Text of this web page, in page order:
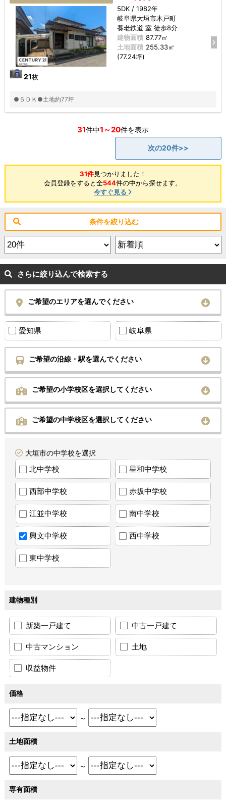
21枚
5DK / 1982年
岐阜県大垣市木戸町
養老鉄道 室 徒歩8分
建物面積 87.77㎡
土地面積 255.33㎡
(77.24坪)
●５ＤＫ●土地約77坪
31件中1～20件を表示
次の20件>>
31件見つかりました！
会員登録をすると全544件の中から探せます。
今すぐ見る
条件を絞り込む
さらに絞り込んで検索する
ご希望のエリアを選んでください
愛知県 岐阜県
ご希望の沿線・駅を選んでください
ご希望の小学校区を選択してください
ご希望の中学校区を選択してください
大垣市の中学校を選択
北中学校 星和中学校
西部中学校 赤坂中学校
江並中学校 南中学校
興文中学校 西中学校
東中学校
建物種別
新築一戸建て 中古一戸建て
中古マンション 土地
収益物件
価格
～
土地面積
～
専有面積